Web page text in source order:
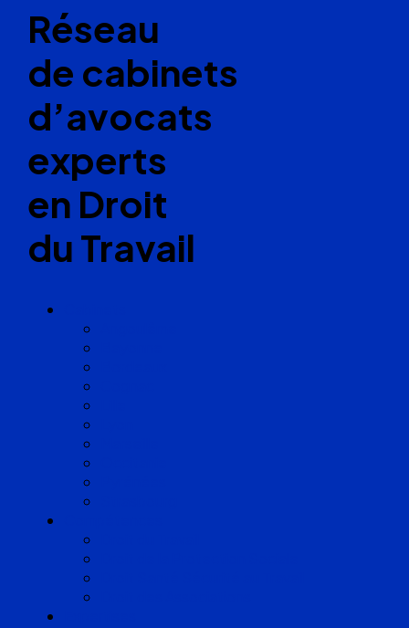
Réseau
de cabinets
d’avocats
experts
en Droit
du Travail